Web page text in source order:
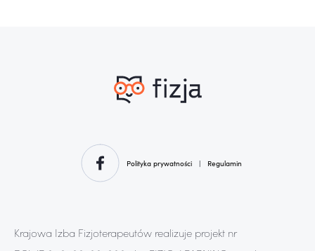
Polityka prywatności | Regulamin
Krajowa Izba Fizjoterapeutów realizuje projekt nr